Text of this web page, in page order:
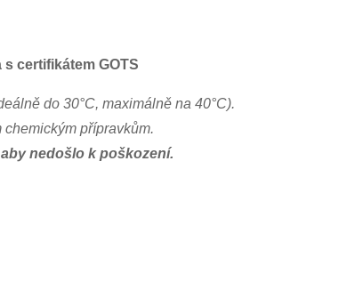
s certifikátem GOTS
do 30°C, maximálně na 40°C).
přípravkům.
nedošlo k poškození.